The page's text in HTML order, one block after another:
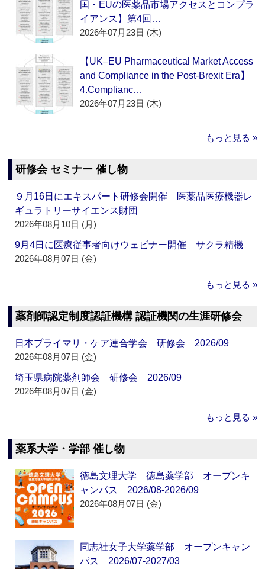
国・EUの医薬品市場アクセスとコンプラ
イアンス】第4回…
2026年07月23日 (木)
【UK–EU Pharmaceutical Market Access
and Compliance in the Post-Brexit Era】
4.Complianc…
2026年07月23日 (木)
もっと見る »
研修会 セミナー 催し物
９月16日にエキスパート研修会開催 医薬品医療機器レ
ギュラトリーサイエンス財団
2026年08月10日 (月)
9月4日に医療従事者向けウェビナー開催 サクラ精機
2026年08月07日 (金)
もっと見る »
薬剤師認定制度認証機構 認証機関の生涯研修会
日本プライマリ・ケア連合学会 研修会 2026/09
2026年08月07日 (金)
埼玉県病院薬剤師会 研修会 2026/09
2026年08月07日 (金)
もっと見る »
薬系大学・学部 催し物
徳島文理大学 徳島薬学部 オープンキ
ャンパス 2026/08-2026/09
2026年08月07日 (金)
同志社女子大学薬学部 オープンキャン
パス 2026/07-2027/03